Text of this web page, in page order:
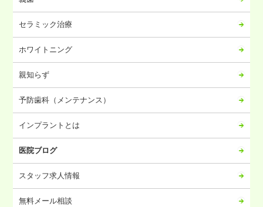
2023年09月
2023年08月
2023年07月
2023年06月
2023年05月
2023年04月
2023年03月
2023年02月
2023年01月
2022年11月
セラミック治療
ホワイトニング
親知らず
予防歯科（メンテナンス）
インプラントとは
医院ブログ
スタッフ求人情報
無料メール相談